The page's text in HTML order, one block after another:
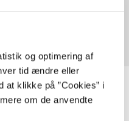
og optimering af
tid ændre eller
klikke på ”Cookies” i
om de anvendte